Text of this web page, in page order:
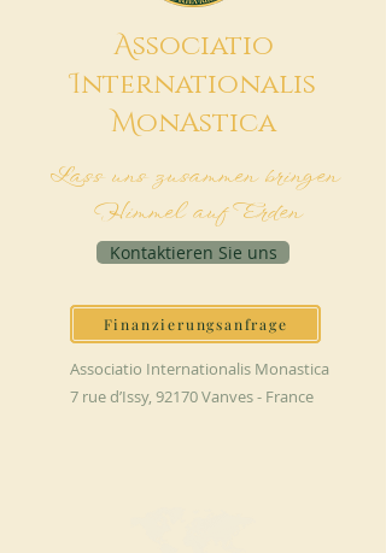
Associatio
Internationalis
MonAstica
Lass uns zusammen bringen
Himmel auf Erden
Kontaktieren Sie uns
Finanzierungsanfrage
Associatio Internationalis Monastica
7 rue d’Issy, 92170 Vanves - France